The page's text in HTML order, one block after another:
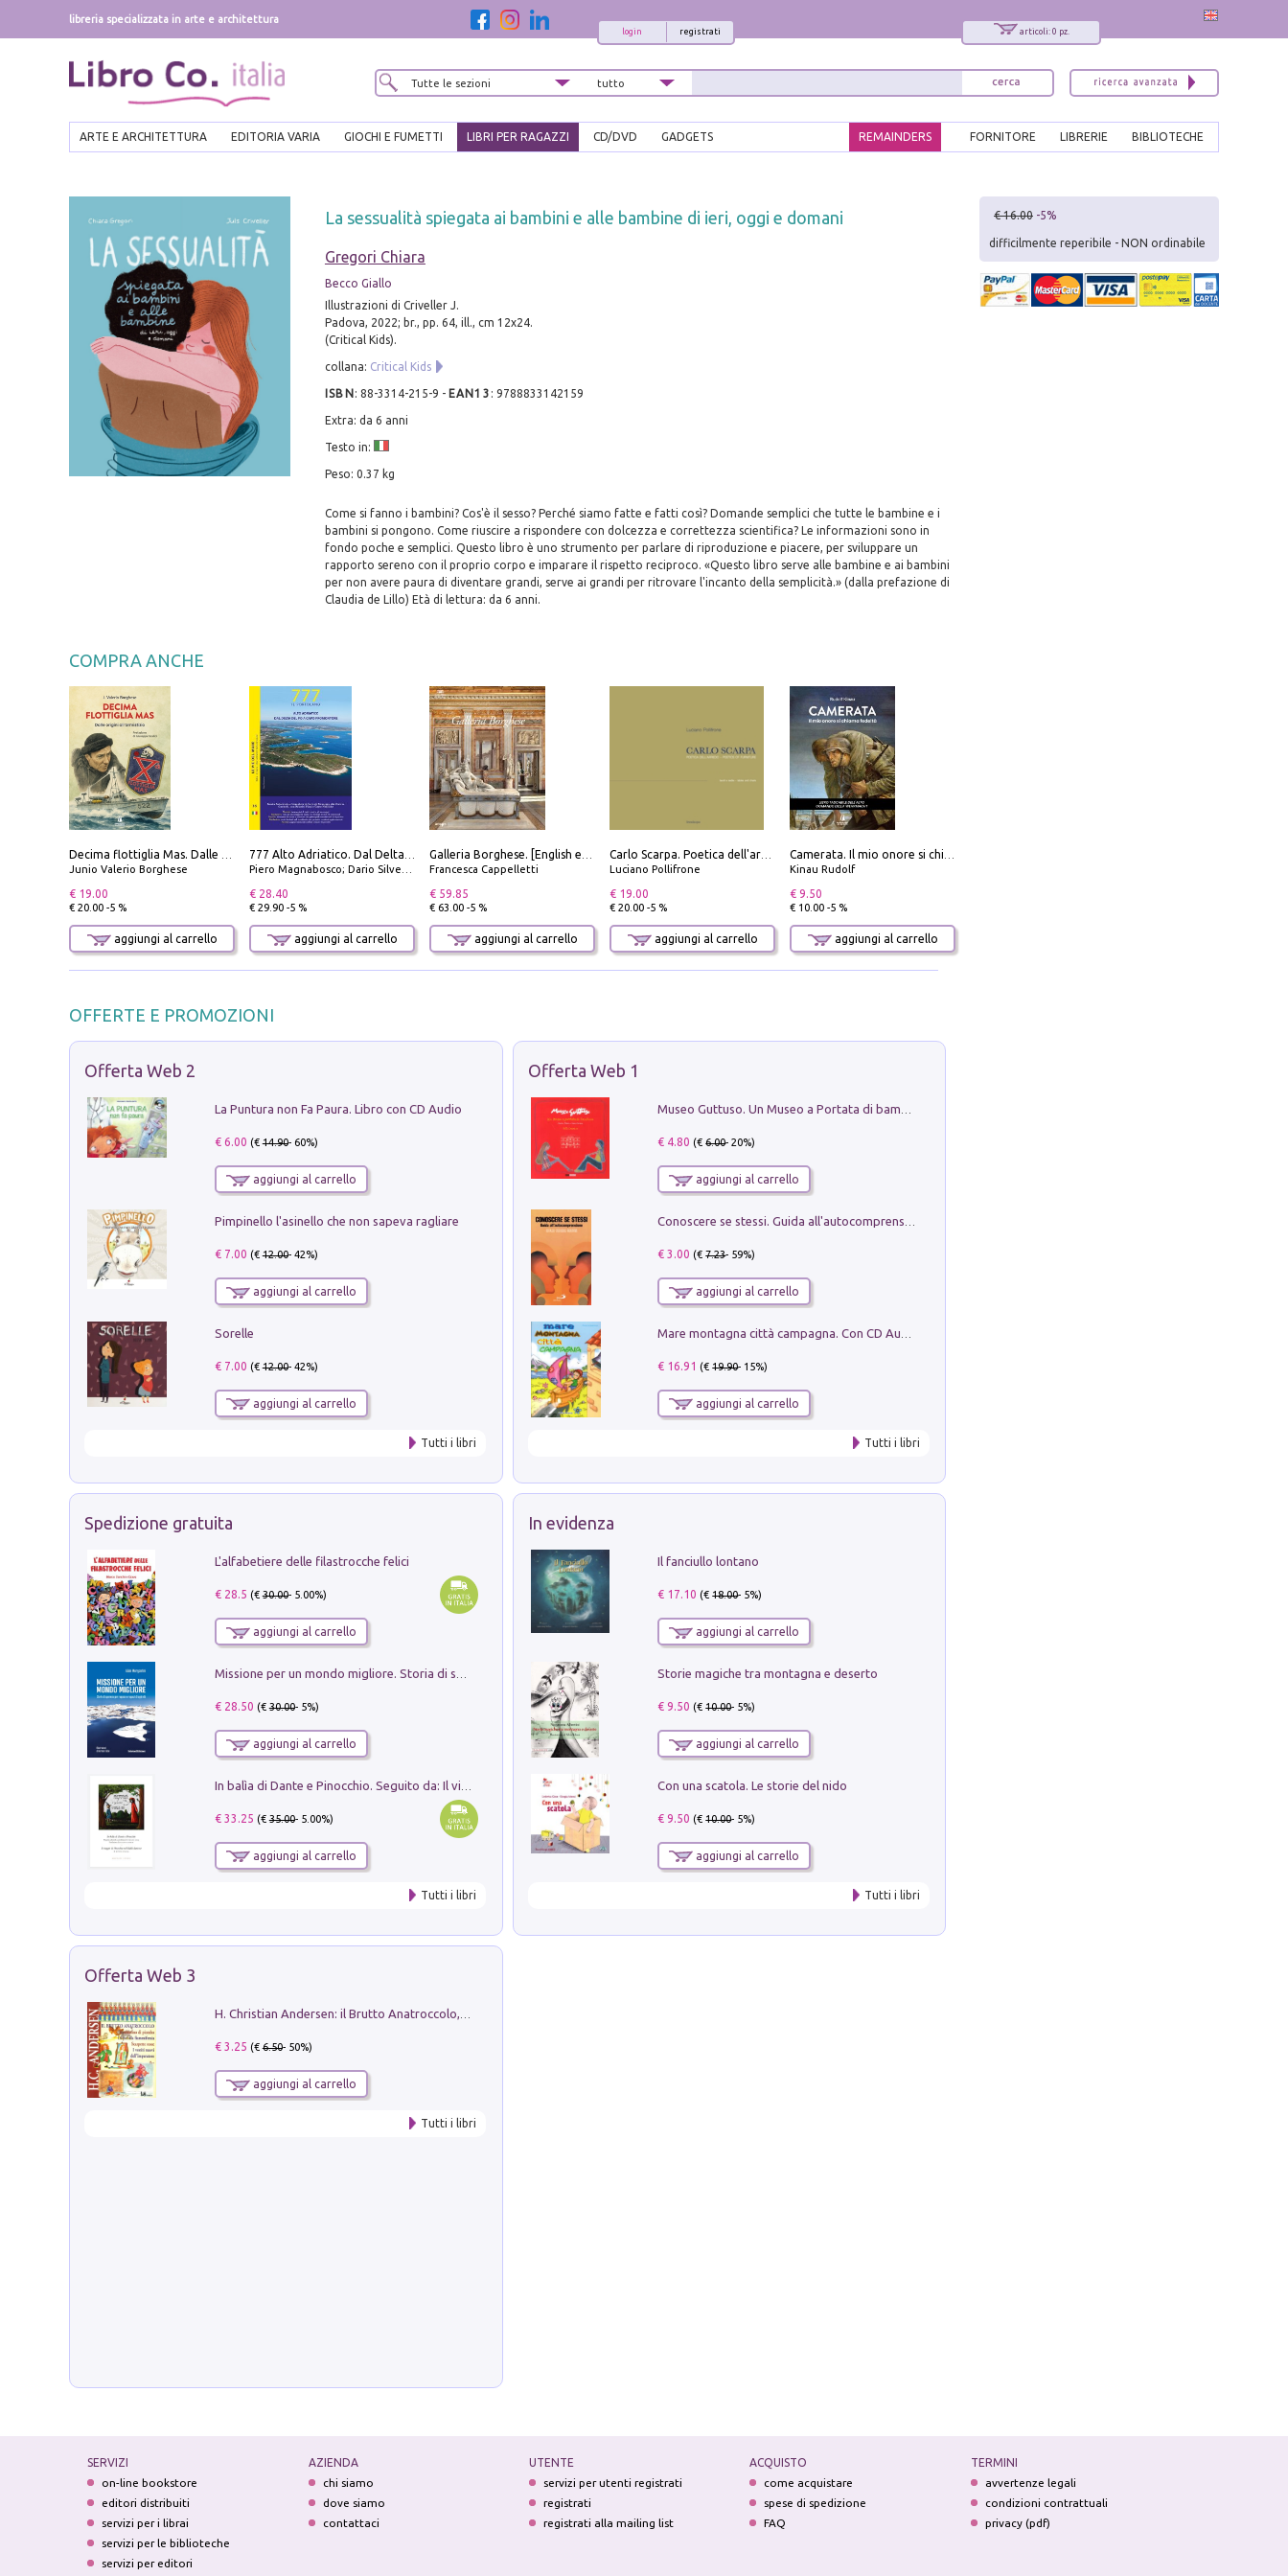
libreria specializzata in arte e architettura
articoli: 0 pz.
registrati
login
ARTE E ARCHITETTURA EDITORIA VARIA GIOCHI E FUMETTI LIBRI PER RAGAZZI CD/DVD GADGETS BIBLIOTECHE
LIBRERIE
FORNITORE
REMAINDERS
La sessualità spiegata ai bambini e alle bambine di ieri, oggi e domani
Gregori Chiara
Becco Giallo
Illustrazioni di Criveller J.
Padova, 2022; br., pp. 64, ill., cm 12x24.
(Critical Kids).
collana: Critical Kids
ISBN : 88-3314-215-9 - EAN13 : 9788833142159
Extra: da 6 anni
Testo in:
Peso: 0.37 kg
Come si fanno i bambini? Cos'è il sesso? Perché siamo fatte e fatti così? Domande semplici che tutte le bambine e i
bambini si pongono. Come riuscire a rispondere con dolcezza e correttezza scientifica? Le informazioni sono in
fondo poche e semplici. Questo libro è uno strumento per parlare di riproduzione e piacere, per sviluppare un
rapporto sereno con il proprio corpo e imparare il rispetto reciproco. «Questo libro serve alle bambine e ai bambini
per non avere paura di diventare grandi, serve ai grandi per ritrovare l'incanto della semplicità.» (dalla prefazione di
Claudia de Lillo) Età di lettura: da 6 anni.
COMPRA ANCHE
Junio Valerio Borghese
€ 19.00
€ 20.00 -5 %
aggiungi al carrello
Piero Magnabosco; Dario Silvestro; Marco Sbrizzi
€ 28.40
€ 29.90 -5 %
aggiungi al carrello
Francesca Cappelletti
€ 59.85
€ 63.00 -5 %
aggiungi al carrello
Luciano Pollifrone
€ 19.00
€ 20.00 -5 %
aggiungi al carrello
Kinau Rudolf
€ 9.50
€ 10.00 -5 %
aggiungi al carrello
OFFERTE E PROMOZIONI
Offerta Web 2
La Puntura non Fa Paura. Libro con CD Audio
€ 6.00 (€14.90- 60%)
aggiungi al carrello
Pimpinello l'asinello che non sapeva ragliare
€ 7.00 (€12.00- 42%)
aggiungi al carrello
Sorelle
€ 7.00 (€12.00- 42%)
aggiungi al carrello
Tutti i libri
Offerta Web 1
€ 4.80 (€6.00- 20%)
aggiungi al carrello
€ 3.00 (€7.23- 59%)
aggiungi al carrello
€ 16.91 (€19.90- 15%)
aggiungi al carrello
Tutti i libri
Spedizione gratuita
L'alfabetiere delle filastrocche felici
€ 28.5 (€30.00- 5.00%)
aggiungi al carrello
€ 28.50 (€30.00- 5%)
aggiungi al carrello
€ 33.25 (€35.00- 5.00%)
aggiungi al carrello
Tutti i libri
In evidenza
Il fanciullo lontano
€ 17.10 (€18.00- 5%)
aggiungi al carrello
Storie magiche tra montagna e deserto
€ 9.50 (€10.00- 5%)
aggiungi al carrello
Con una scatola. Le storie del nido
€ 9.50 (€10.00- 5%)
aggiungi al carrello
Tutti i libri
Offerta Web 3
€ 3.25 (€6.50- 50%)
aggiungi al carrello
Tutti i libri
€ 16.00 -5%
difficilmente reperibile - NON ordinabile
SERVIZI
on-line bookstore
editori distribuiti
servizi per i librai
servizi per le biblioteche
servizi per editori
AZIENDA
chi siamo
dove siamo
contattaci
UTENTE
servizi per utenti registrati
registrati
registrati alla mailing list
ACQUISTO
come acquistare
spese di spedizione
FAQ
TERMINI
avvertenze legali
condizioni contrattuali
privacy (pdf)
x
Allora iscriviti alla nostra newsletter!
Sarai informato delle nostre novità, potrai
comunque cancellarti quando desideri.